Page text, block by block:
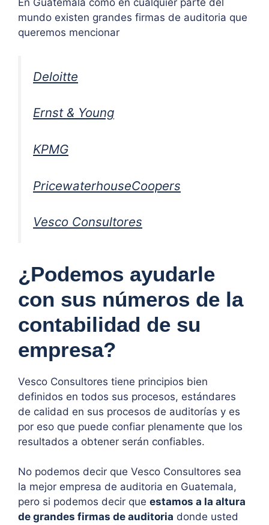
En Guatemala como en cualquier parte del
mundo existen grandes firmas de auditoria que
queremos mencionar
Deloitte
Ernst & Young
KPMG
PricewaterhouseCoopers
Vesco Consultores
¿Podemos ayudarle
con sus números de la
contabilidad de su
empresa?
Vesco Consultores tiene principios bien
definidos en todos sus procesos, estándares
de calidad en sus procesos de auditorías y es
por eso que puede confiar plenamente que los
resultados a obtener serán confiables.
No podemos decir que Vesco Consultores sea
la mejor empresa de auditoria en Guatemala,
pero si podemos decir que estamos a la altura
de grandes firmas de auditoria donde usted